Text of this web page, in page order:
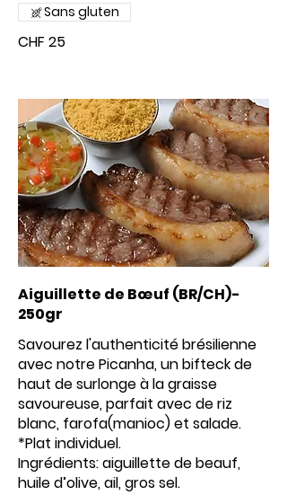
CHF 25
Sans gluten
Aiguillette de Bœuf (BR/CH)-
250gr
Savourez l'authenticité brésilienne
avec notre Picanha, un bifteck de
haut de surlonge à la graisse
savoureuse, parfait avec de riz
blanc, farofa(manioc) et salade.
*Plat individuel.
Ingrédients: aiguillette de beauf,
huile d’olive, ail, gros sel.